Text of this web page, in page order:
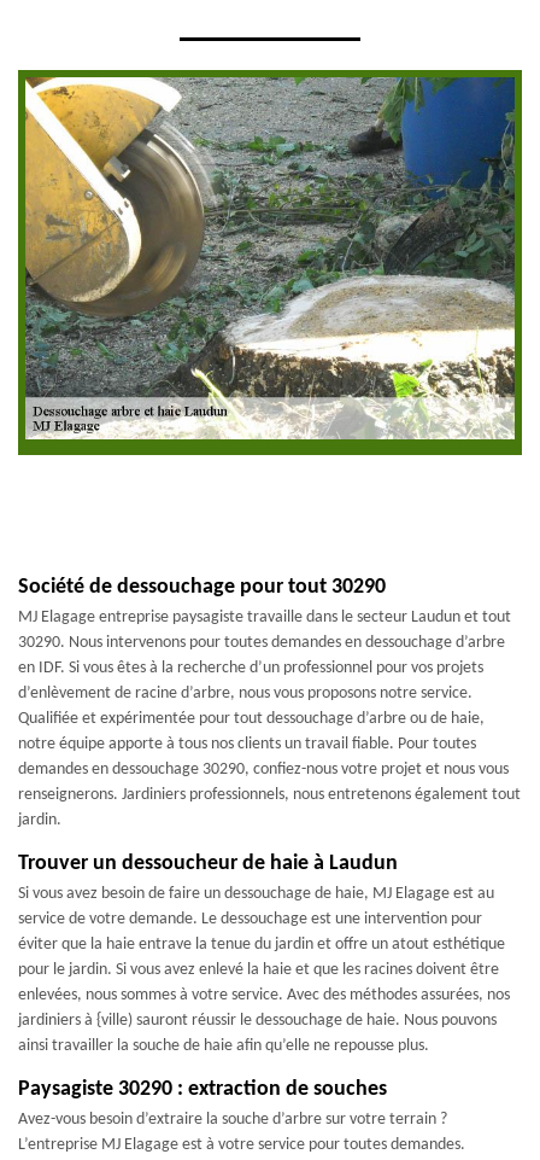
Société de dessouchage pour tout 30290
MJ Elagage entreprise paysagiste travaille dans le secteur Laudun et tout
30290. Nous intervenons pour toutes demandes en dessouchage d’arbre
en IDF. Si vous êtes à la recherche d’un professionnel pour vos projets
d’enlèvement de racine d’arbre, nous vous proposons notre service.
Qualifiée et expérimentée pour tout dessouchage d’arbre ou de haie,
notre équipe apporte à tous nos clients un travail fiable. Pour toutes
demandes en dessouchage 30290, confiez-nous votre projet et nous vous
renseignerons. Jardiniers professionnels, nous entretenons également tout
jardin.
Trouver un dessoucheur de haie à Laudun
Si vous avez besoin de faire un dessouchage de haie, MJ Elagage est au
service de votre demande. Le dessouchage est une intervention pour
éviter que la haie entrave la tenue du jardin et offre un atout esthétique
pour le jardin. Si vous avez enlevé la haie et que les racines doivent être
enlevées, nous sommes à votre service. Avec des méthodes assurées, nos
jardiniers à {ville) sauront réussir le dessouchage de haie. Nous pouvons
ainsi travailler la souche de haie afin qu’elle ne repousse plus.
Paysagiste 30290 : extraction de souches
Avez-vous besoin d’extraire la souche d’arbre sur votre terrain ?
L’entreprise MJ Elagage est à votre service pour toutes demandes.